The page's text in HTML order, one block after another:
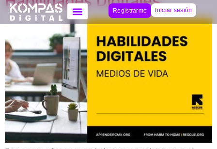
Registrarme Iniciar sesión